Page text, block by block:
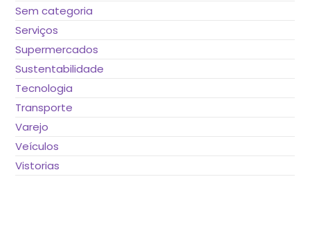
Sem categoria
Serviços
Supermercados
Sustentabilidade
Tecnologia
Transporte
Varejo
Veículos
Vistorias